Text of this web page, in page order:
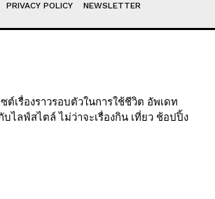
PRIVACY POLICY NEWSLETTER
เรื่องราวรอบตัวในการใช้ชีวิต อัพเดท
บไลฟ์สไตล์ ไม่ว่าจะเรื่องกิน เที่ยว ช้อปปิ้ง